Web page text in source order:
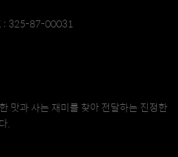
: 325-87-00031
맛과 사는 재미를 찾아 전달하는 진정한
.